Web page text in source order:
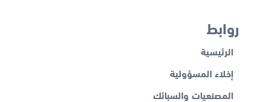
روابط
الرئيسية
إخلاء المسؤولية
المصنعيات والسبائك